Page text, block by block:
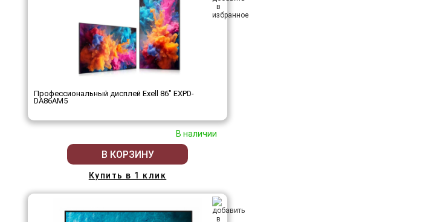
Профессиональный дисплей Exell 86" EXPD-
DA86AM5
В наличии
В КОРЗИНУ
Купить в 1 клик